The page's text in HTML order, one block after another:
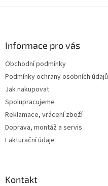
Informace pro vás
Obchodní podmínky
Podmínky ochrany osobních údajů
Jak nakupovat
Spolupracujeme
Reklamace, vrácení zboží
Doprava, montáž a servis
Fakturační údaje
Kontakt